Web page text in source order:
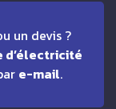
un devis ?
d’électricité
e-mail.